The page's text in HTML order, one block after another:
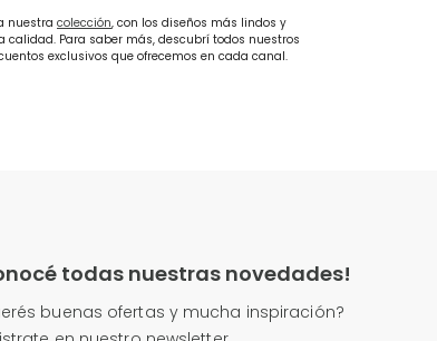
nuestra colección, con los diseños más lindos y
Para saber más, descubrí todos nuestros
exclusivos que ofrecemos en cada canal.
todas nuestras novedades!
buenas ofertas y mucha inspiración?